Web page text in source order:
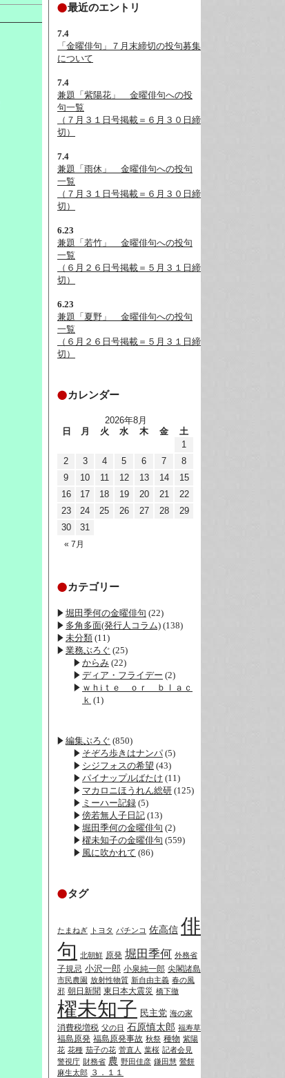
最近のエントリ
7.4
「金曜俳句」７月末締切の投句募集
について
7.4
兼題「紫陽花」__金曜俳句への投
句一覧
（７月３１日号掲載＝６月３０日締
切）
7.4
兼題「雨休」__金曜俳句への投句
一覧
（７月３１日号掲載＝６月３０日締
切）
6.23
兼題「若竹」__金曜俳句への投句
一覧
（６月２６日号掲載＝５月３１日締
切）
6.23
兼題「夏野」__金曜俳句への投句
一覧
（６月２６日号掲載＝５月３１日締
切）
カレンダー
2026年8月
日
月 火 水 木 金 土
« 7月
1
2
3 4 5 6 7
8
9
10 11 12 13 14
15
16
17 18 19 20 21
22
23
24 25 26 27 28
29
30
31
カテゴリー
堀田季何の金曜俳句 (22)
多角多面(発行人コラム) (138)
未分類 (11)
業務ぶろぐ (25)
からみ (22)
ディア・フライデー (2)
ｗｈiｔｅ ｏｒ ｂｌａｃ
ｋ (1)
編集ぶろぐ (850)
そぞろ歩きはナンパ (5)
シジフォスの希望 (43)
パイナップルばたけ (11)
マカロニほうれん総研 (125)
ミーハー記録 (5)
傍若無人子日記 (13)
堀田季何の金曜俳句 (2)
櫂未知子の金曜俳句 (559)
風に吹かれて (86)
タグ
たまねぎ トヨタ パチンコ 佐高信 俳
句 北朝鮮 原発 堀田季何 外務省
子規忌 小沢一郎 小泉純一郎 尖閣諸島
市民農園 放射性物質 新自由主義 春の風
邪 朝日新聞 東日本大震災 橋下徹
櫂未知子 民主党 海の家
消費税増税 父の日 石原慎太郎 福寿草
福島原発 福島原発事故 秋祭 種物 紫陽
花 花種 茄子の花 菅直人 葉桜 記者会見
警視庁 財務省 農 野田佳彦 鎌田慧 鶯餅
麻生太郎 ３．１１